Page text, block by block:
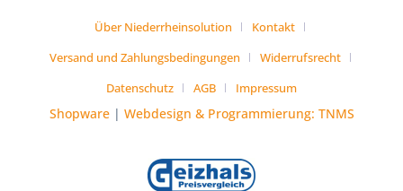
Über Niederrheinsolution
Kontakt
Versand und Zahlungsbedingungen
Widerrufsrecht
Datenschutz
AGB Impressum
Shopware| Webdesign & Programmierung: TNMS